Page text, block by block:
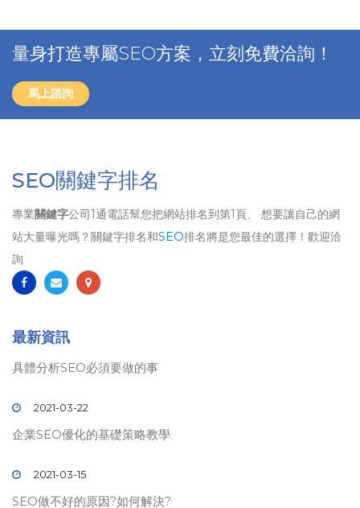
量身打造專屬SEO方案，立刻免費洽詢！
馬上諮詢
SEO關鍵字排名
專業關鍵字公司1通電話幫您把網站排名到第1頁、 想要讓自己的網
站大量曝光嗎？關鍵字排名和SEO排名將是您最佳的選擇！歡迎洽
詢
最新資訊
具體分析SEO必須要做的事
2021-03-22
企業SEO優化的基礎策略教學
2021-03-15
SEO做不好的原因?如何解決?